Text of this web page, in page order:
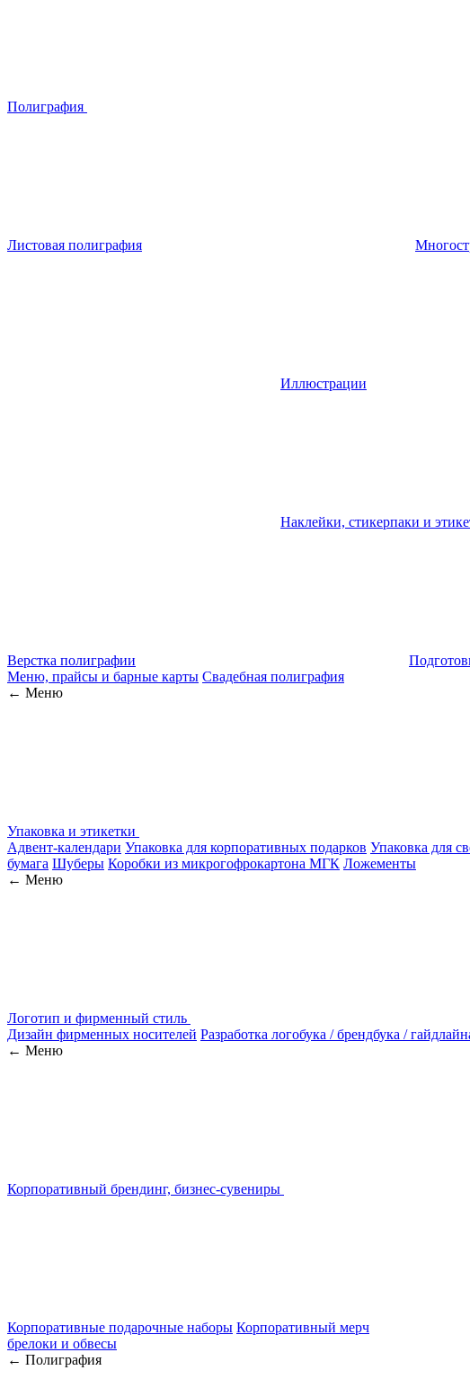
Полиграфия
Листовая полиграфия
Иллюстрации
Наклейки, стикерпаки и
Верстка полиграфии
Меню, прайсы и барные карты Свадебная полиграфия
← Меню
Упаковка и этикетки
Адвент-календари Упаковка для корпоративных подарков Упаковка для
бумага Шуберы Коробки из микрогофрокартона МГК Ложементы
← Меню
Логотип и фирменный стиль
Дизайн фирменных носителей Разработка логобука / брендбука /
← Меню
Корпоративный брендинг, бизнес-сувениры
Корпоративные подарочные наборы Корпоративный мерч
брелоки и обвесы
← Полиграфия